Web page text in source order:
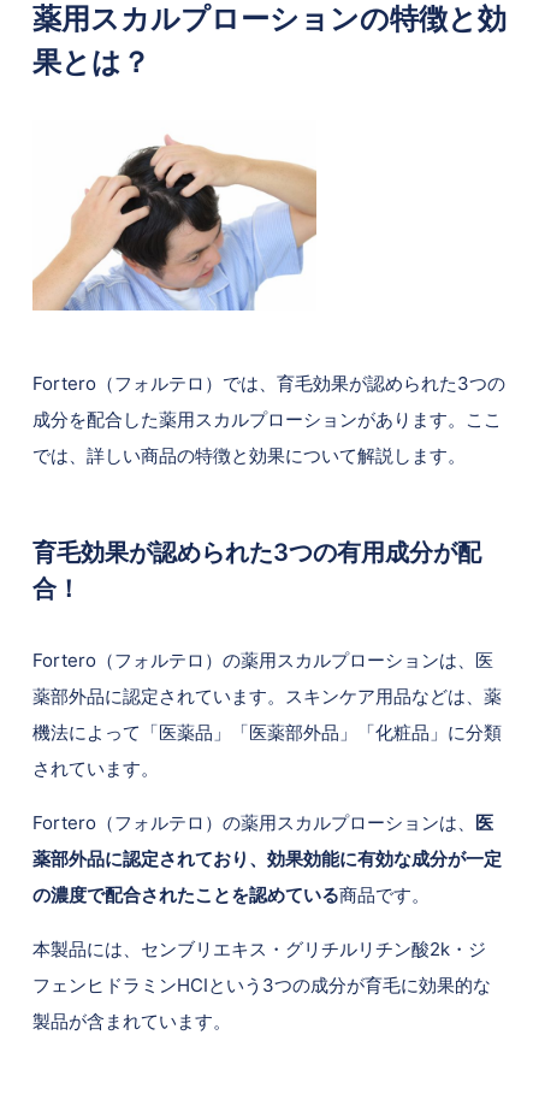
薬用スカルプローションの特徴と効
果とは？
Fortero（フォルテロ）では、育毛効果が認められた3つの
成分を配合した薬用スカルプローションがあります。ここ
では、詳しい商品の特徴と効果について解説します。
育毛効果が認められた3つの有用成分が配
合！
Fortero（フォルテロ）の薬用スカルプローションは、医
薬部外品に認定されています。スキンケア用品などは、薬
機法によって「医薬品」「医薬部外品」「化粧品」に分類
されています。
Fortero（フォルテロ）の薬用スカルプローションは、 医
薬部外品に認定されており、効果効能に有効な成分が一定
の濃度で配合されたことを認めている商品です。
本製品には、センブリエキス・グリチルリチン酸2k・ジ
フェンヒドラミンHCIという3つの成分が育毛に効果的な
製品が含まれています。